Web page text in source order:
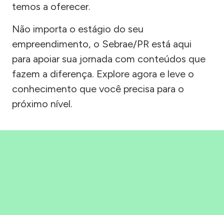
temos a oferecer.
Não importa o estágio do seu
empreendimento, o Sebrae/PR está aqui
para apoiar sua jornada com conteúdos que
fazem a diferença. Explore agora e leve o
conhecimento que você precisa para o
próximo nível.